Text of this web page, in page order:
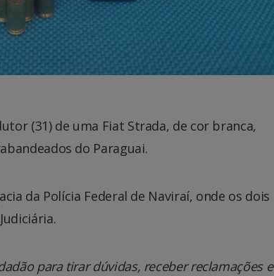
(31) de uma Fiat Strada, de cor branca,
do Paraguai.
da Polícia Federal de Naviraí, onde os dois
para tirar dúvidas, receber reclamações e